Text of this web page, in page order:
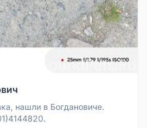
нашли в Богдановиче.